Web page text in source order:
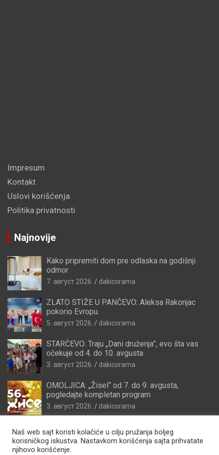
Impresum
Kontakt
Uslovi korišćenja
Politika privatnosti
Najnovije
Kako pripremiti dom pre odlaska na godišnji
odmor
7. август 2026. dakicorama
ZLATO STIŽE U PANČEVO: Aleksa Rakonjac
pokorio Evropu
5. август 2026. dakicorama
STARČEVO: Traju „Dani druženja”, evo šta vas
očekuje od 4. do 10. avgusta
3. август 2026. dakicorama
OMOLJICA: „Žisel“ od 7. do 9. avgusta,
pogledajte kompletan program
3. август 2026. dakicorama
Naš web sajt koristi kolačiće u cilju pružanja boljeg
korisničkog iskustva. Nastavkom korišćenja sajta prihvatate
njihovo korišćenje.